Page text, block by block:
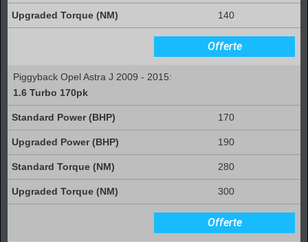
140
Offerte
Piggyback Opel Astra J 2009 - 2015:
1.6 Turbo 170pk
170
190
280
300
Offerte